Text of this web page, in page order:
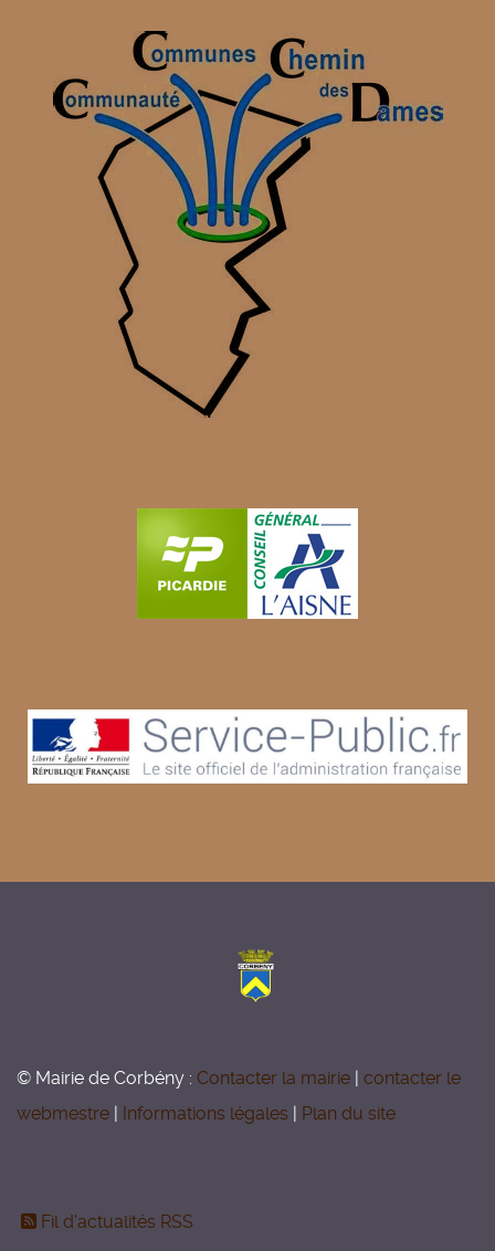
© Mairie de Corbény : Contacter la mairie
contacter le
webmestre
Informations légales Plan du site
Fil d'actualités RSS